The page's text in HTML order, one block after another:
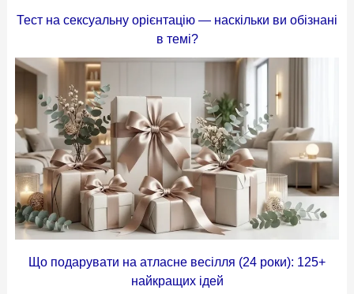
Тест на сексуальну орієнтацію — наскільки ви обізнані
в темі?
Що подарувати на атласне весілля (24 роки): 125+
найкращих ідей